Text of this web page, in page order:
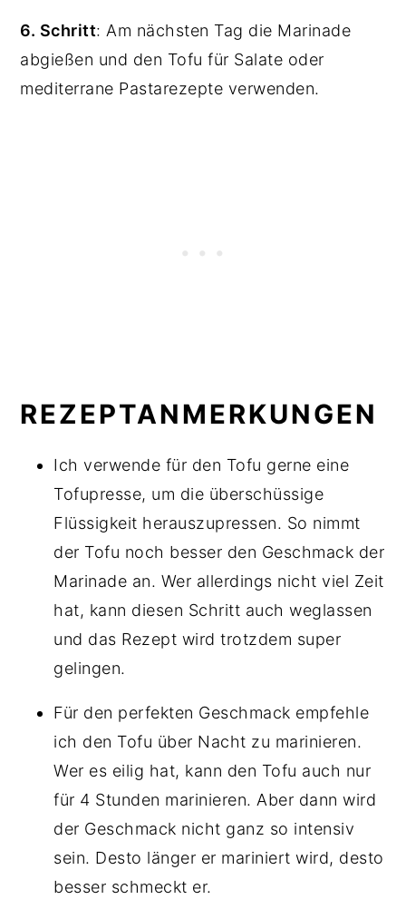
6. Schritt: Am nächsten Tag die Marinade
abgießen und den Tofu für Salate oder
mediterrane Pastarezepte verwenden.
REZEPTANMERKUNGEN
Ich verwende für den Tofu gerne eine
Tofupresse, um die überschüssige
Flüssigkeit herauszupressen. So nimmt
der Tofu noch besser den Geschmack der
Marinade an. Wer allerdings nicht viel Zeit
hat, kann diesen Schritt auch weglassen
und das Rezept wird trotzdem super
gelingen.
Für den perfekten Geschmack empfehle
ich den Tofu über Nacht zu marinieren.
Wer es eilig hat, kann den Tofu auch nur
für 4 Stunden marinieren. Aber dann wird
der Geschmack nicht ganz so intensiv
sein. Desto länger er mariniert wird, desto
besser schmeckt er.